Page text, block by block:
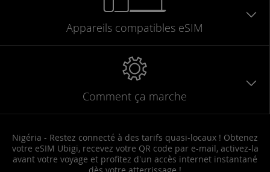
Appareils compatibles eSIM
Comment ça marche
Nigéria - Restez connecté à des tarifs quasi-locaux ! Obtenez
votre eSIM Ubigi, recevez votre QR code par e-mail, activez-la
avant votre voyage et profitez d'un accès internet instantané